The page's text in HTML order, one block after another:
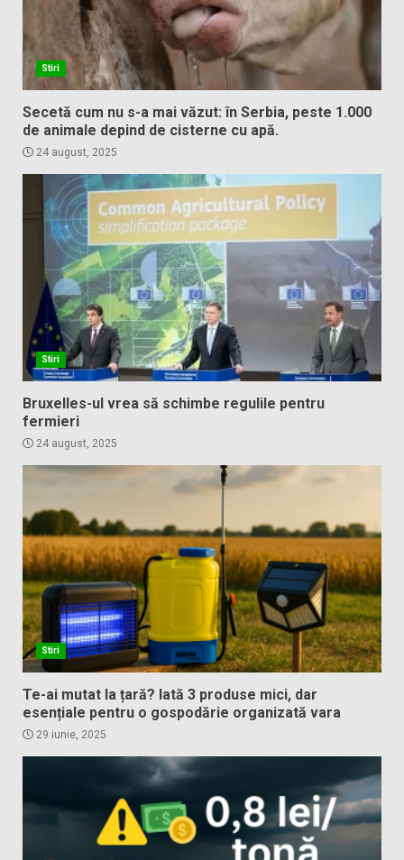
Stiri
Secetă cum nu s-a mai văzut: în Serbia, peste 1.000
de animale depind de cisterne cu apă.
24 august, 2025
Stiri
Bruxelles-ul vrea să schimbe regulile pentru
fermieri
24 august, 2025
Stiri
Te-ai mutat la țară? Iată 3 produse mici, dar
esențiale pentru o gospodărie organizată vara
29 iunie, 2025